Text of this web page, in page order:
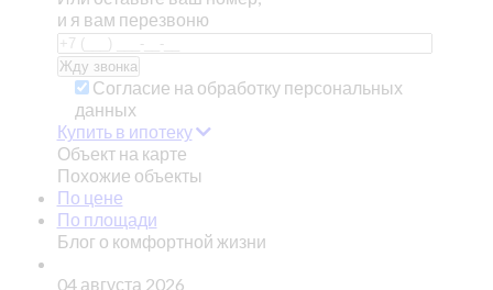
и я вам перезвоню
Согласие на обработку персональных
данных
Купить в ипотеку
Объект на карте
Похожие объекты
По цене
По площади
Блог о комфортной жизни
04 августа 2026